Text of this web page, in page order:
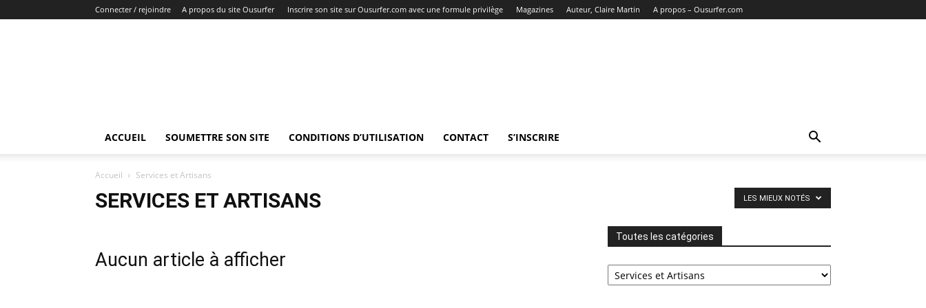
Connecter / rejoindre A propos du site Ousurfer Inscrire son site sur Ousurfer.com avec une formule privilège Magazines Auteur, Claire Martin A propos – Ousurfer.com
ACCUEIL
SOUMETTRE SON SITE CONDITIONS D’UTILISATION CONTACT S’INSCRIRE
Accueil Services et Artisans
SERVICES ET ARTISANS LES MIEUX NOTÉS
Aucun article à afficher
Toutes les catégories
Toutes
les